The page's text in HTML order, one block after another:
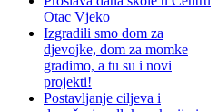
Otac Vjeko
Izgradili smo dom za
djevojke, dom za momke
gradimo, a tu su i novi
projekti!
Postavljanje ciljeva i